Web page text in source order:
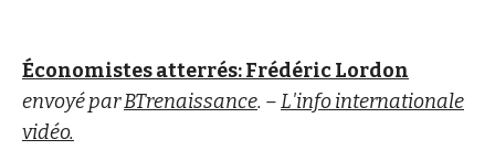
Économistes atterrés: Frédéric Lordon
envoyé parBTrenaissance. –L'info internationale
vidéo.